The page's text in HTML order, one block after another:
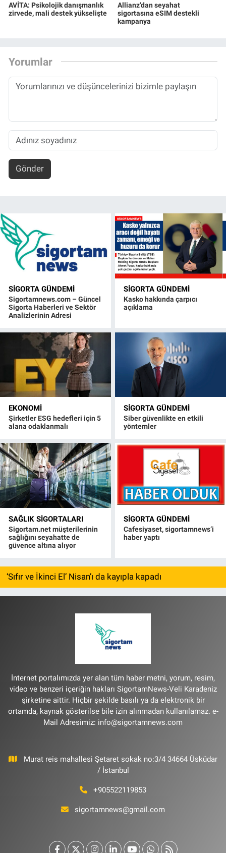
AVİTA: Psikolojik danışmanlık
zirvede, mali destek yükselişte
Allianz’dan seyahat
sigortasına eSIM destekli
kampanya
Yorumlar
Gönder
SIGORTA GÜNDEMI
Sigortamnews.com – Güncel
Sigorta Haberleri ve Sektör
Analizlerinin Adresi
SIGORTA GÜNDEMI
Kasko hakkında çarpıcı
açıklama
EKONOMI
Şirketler ESG hedefleri için 5
alana odaklanmalı
SIGORTA GÜNDEMI
Siber güvenlikte en etkili
yöntemler
SAĞLIK SIGORTALARI
Sigortam.net müşterilerinin
sağlığını seyahatte de
güvence altına alıyor
SIGORTA GÜNDEMI
Cafesiyaset, sigortamnews’i
haber yaptı
‘Sıfır ve İkinci El’ Nisan’ı da kayıpla kapadı
İnternet portalımızda yer alan tüm haber metni, yorum, resim,
video ve benzeri içeriğin hakları SigortamNews-Veli Karadeniz
şirketine aittir. Hiçbir şekilde basılı ya da elektronik bir
ortamda, kaynak gösterilse bile izin alınmadan kullanılamaz. e-
Mail Adresimiz: info@sigortamnews.com
Murat reis mahallesi Şetaret sokak no:3/4 34664 Üsküdar
/ İstanbul
+905522119853
sigortamnews@gmail.com